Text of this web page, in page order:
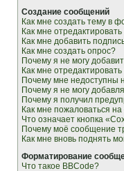
Создание сообщений
Как мне создать тему в
Как мне
Как мне добавить
Как мне создать опрос?
Почему я не могу
Как мне
Почему мне недоступны
Почему я не могу
Почему я получил
Как мне пожаловаться
Что означает кнопка
Почему моё сообщение
Как мне вновь поднять
Форматирование
Что такое BBCode?